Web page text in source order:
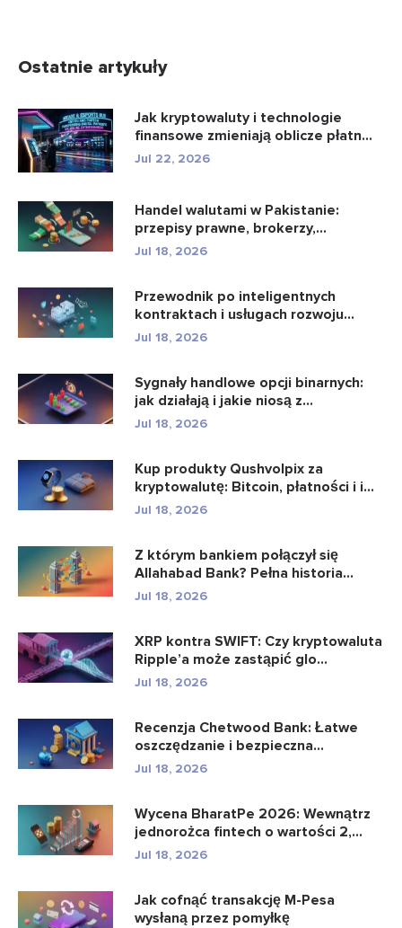
Ostatnie artykuły
Jak kryptowaluty i technologie
finansowe zmieniają oblicze płatn...
Jul 22, 2026
Handel walutami w Pakistanie:
przepisy prawne, brokerzy,
aplikacje...
Jul 18, 2026
Przewodnik po inteligentnych
kontraktach i usługach rozwoju
intel...
Jul 18, 2026
Sygnały handlowe opcji binarnych:
jak działają i jakie niosą z...
Jul 18, 2026
Kup produkty Qushvolpix za
kryptowalutę: Bitcoin, płatności i i...
Jul 18, 2026
Z którym bankiem połączył się
Allahabad Bank? Pełna historia...
Jul 18, 2026
XRP kontra SWIFT: Czy kryptowaluta
Ripple’a może zastąpić glo...
Jul 18, 2026
Recenzja Chetwood Bank: Łatwe
oszczędzanie i bezpieczna
bankowo�...
Jul 18, 2026
Wycena BharatPe 2026: Wewnątrz
jednorożca fintech o wartości 2,...
Jul 18, 2026
Jak cofnąć transakcję M-Pesa
wysłaną przez pomyłkę